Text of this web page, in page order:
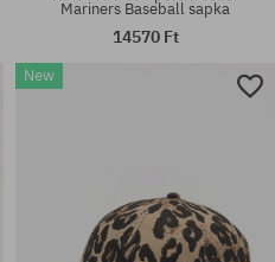
Mariners Baseball sapka
14570 Ft
New